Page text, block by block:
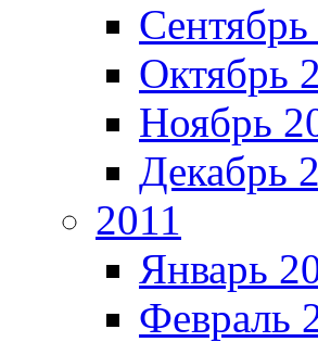
Октябрь
Ноябрь
Декабрь
2011
Январь
Февраль